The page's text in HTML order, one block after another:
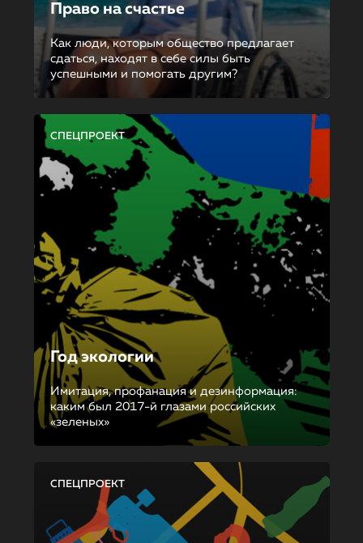
Право на счастье
Как люди, которым общество предлагает
сдаться, находят в себе силы быть
успешными и помогать другим?
СПЕЦПРОЕКТ
Год экологии
Имитация, профанация и дезинформация:
каким был 2017-й глазами российских
«зеленых»
СПЕЦПРОЕКТ